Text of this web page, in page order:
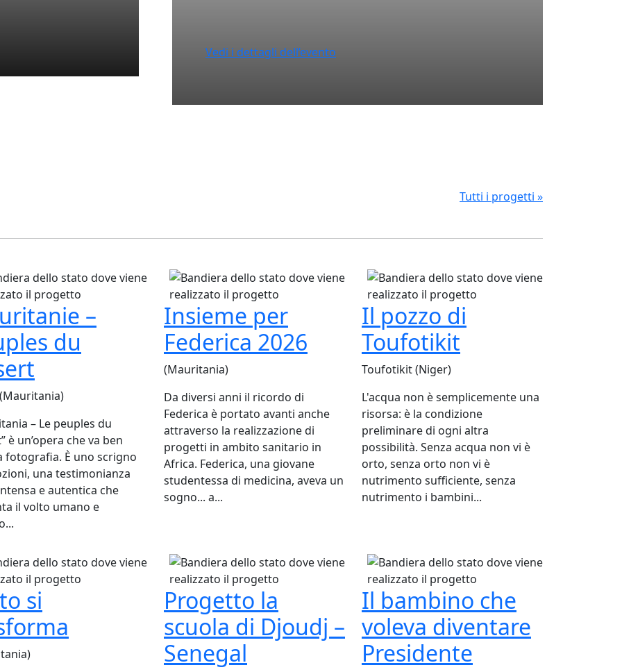
Vedi i dettagli dell’evento
Tutti i progetti »
–
du
– Le peuples du
è un’opera che va ben
fotografia. È uno scrigno
una testimonianza
e autentica che
il volto umano e
Insieme per
Federica 2026
(Mauritania)
Da diversi anni il ricordo di
Federica è portato avanti anche
attraverso la realizzazione di
progetti in ambito sanitario in
Africa. Federica, una giovane
studentessa di medicina, aveva un
sogno... a...
Il pozzo di
Toufotikit
Toufotikit (Niger)
L'acqua non è semplicemente una
risorsa: è la condizione
preliminare di ogni altra
possibilità. Senza acqua non vi è
orto, senza orto non vi è
nutrimento sufficiente, senza
nutrimento i bambini...
si
Progetto la
scuola di Djoudj –
Senegal
Il bambino che
voleva diventare
Presidente